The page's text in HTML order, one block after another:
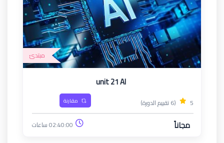
مبتدئ
unit 21 AI
5 (6 تقييم الدورة) مقارنة
مجاناً 02:40:00 ساعات